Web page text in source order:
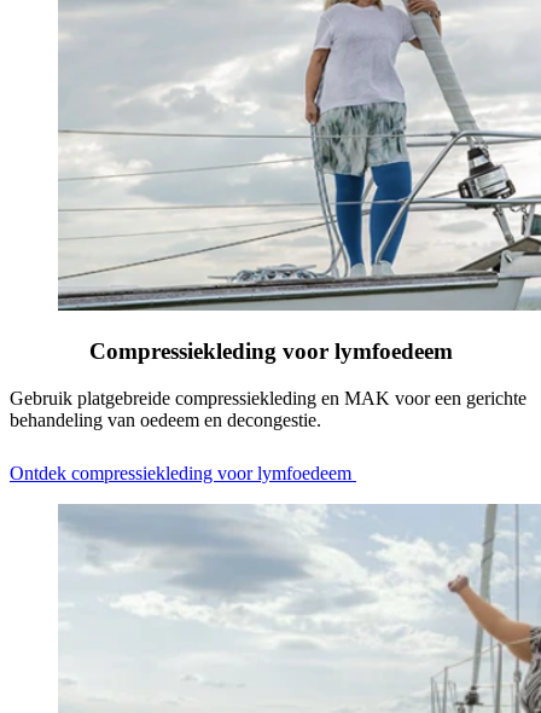
Compressiekleding voor lymfoedeem
Gebruik platgebreide compressiekleding en MAK voor een gerichte
behandeling van oedeem en decongestie.
Ontdek compressiekleding voor lymfoedeem